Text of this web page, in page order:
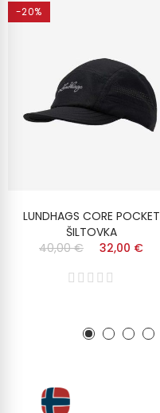
-20%
LUNDHAGS CORE POCKET
ŠILTOVKA
40,00 €
32,00 €